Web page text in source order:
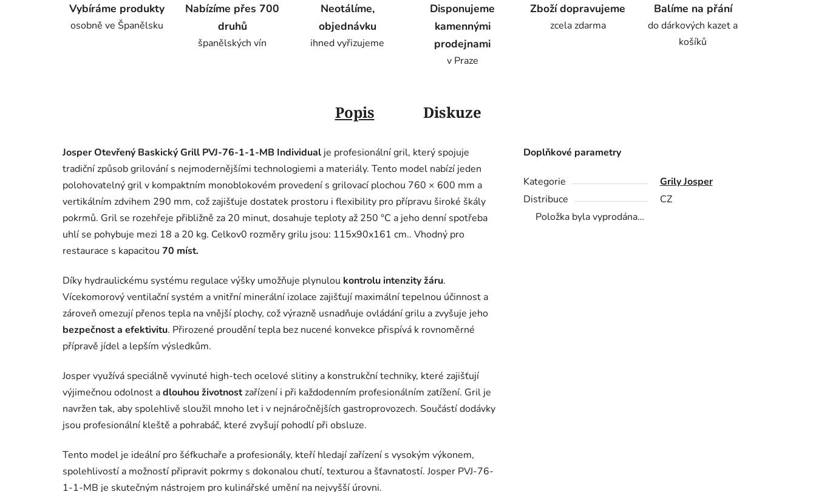
Vybíráme produkty
osobně ve Španělsku
Nabízíme přes 700
druhů
španělských vín
Neotálíme,
objednávku
ihned vyřizujeme
Disponujeme
kamennými
prodejnami
v Praze
Zboží dopravujeme
zcela zdarma
Balíme na přání
do dárkových kazet a
košíků
Popis Diskuze
Josper Otevřený Baskický Grill PVJ-76-1-1-MB Individual je profesionální gril, který spojuje
tradiční způsob grilování s nejmodernějšími technologiemi a materiály. Tento model nabízí jeden
polohovatelný gril v kompaktním monoblokovém provedení s grilovací plochou 760 × 600 mm a
vertikálním zdvihem 290 mm, což zajišťuje dostatek prostoru i flexibility pro přípravu široké škály
pokrmů. Gril se rozehřeje přibližně za 20 minut, dosahuje teploty až 250 °C a jeho denní spotřeba
uhlí se pohybuje mezi 18 a 20 kg. Celkov0 rozměry grilu jsou: 115x90x161 cm.. Vhodný pro
restaurace s kapacitou 70 míst.
Díky hydraulickému systému regulace výšky umožňuje plynulou kontrolu intenzity žáru.
Vícekomorový ventilační systém a vnitřní minerální izolace zajišťují maximální tepelnou účinnost a
zároveň omezují přenos tepla na vnější plochy, což výrazně usnadňuje ovládání grilu a zvyšuje jeho
bezpečnost a efektivitu. Přirozené proudění tepla bez nucené konvekce přispívá k rovnoměrné
přípravě jídel a lepším výsledkům.
Josper využívá speciálně vyvinuté high-tech ocelové slitiny a konstrukční techniky, které zajišťují
výjimečnou odolnost adlouhou životnostzařízení i při každodenním profesionálním zatížení. Gril je
navržen tak, aby spolehlivě sloužil mnoho let i v nejnáročnějších gastroprovozech. Součástí dodávky
jsou profesionální kleště a pohrabáč, které zvyšují pohodlí při obsluze.
Tento model je ideální pro šéfkuchaře a profesionály, kteří hledají zařízení s vysokým výkonem,
spolehlivostí a možností připravit pokrmy s dokonalou chutí, texturou a šťavnatostí. Josper PVJ-76-
1-1-MB je skutečným nástrojem pro kulinářské umění na nejvyšší úrovni.
Doplňkové parametry
Kategorie
Grily Josper
Distribuce
CZ
Položka byla vyprodána…